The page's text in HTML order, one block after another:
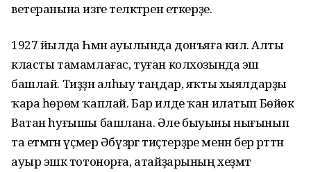
ветеранына изге теләктәрен еткерҙе.
1927 йылда Һәмән ауылында донъяға килә. Алты
класты тамамлағас, туған колхозында эш
башлай. Тиҙҙән алһыу таңдар, яҡты хыялдарҙы
ҡара һөрөм ҡаплай. Бар илде ҡан илатып Бөйөк
Ватан һуғышы башлана. Әле быуыны нығынып
та етмәгән үҫмер Әбүзәргә тиҫтерҙәре менән бер рәттән
ауыр эшкә тотонорға, атайҙарының хеҙмәт